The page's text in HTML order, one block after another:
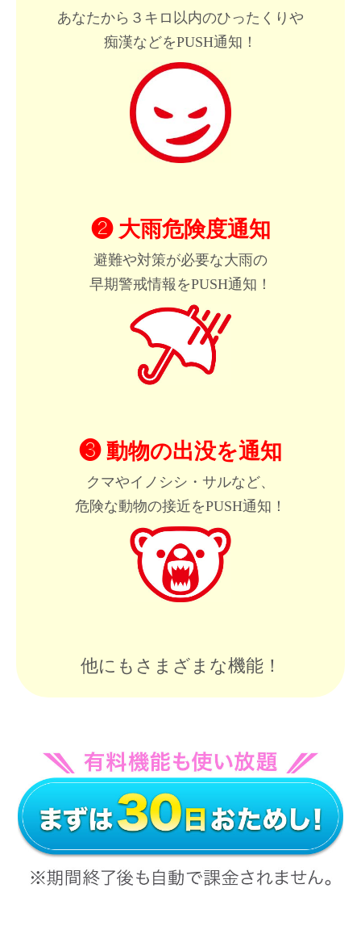
あなたから３キロ以内のひったくりや
痴漢などをPUSH通知！
❷ 大雨危険度通知
避難や対策が必要な大雨の
早期警戒情報をPUSH通知！
❸ 動物の出没を通知
クマやイノシシ・サルなど、
危険な動物の接近をPUSH通知！
他にもさまざまな機能！